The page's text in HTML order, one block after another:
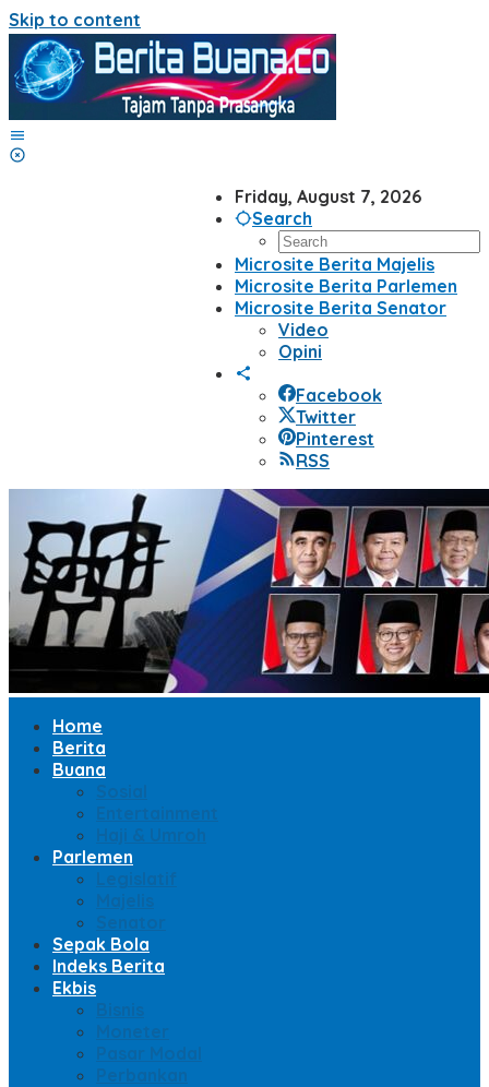
Skip to content
Friday, August 7, 2026
Search
Microsite Berita Majelis
Microsite Berita Parlemen
Microsite Berita Senator
Video
Opini
Facebook
Twitter
Pinterest
RSS
Home
Berita
Buana
Sosial
Entertainment
Haji & Umroh
Parlemen
Legislatif
Majelis
Senator
Sepak Bola
Indeks Berita
Ekbis
Bisnis
Moneter
Pasar Modal
Perbankan